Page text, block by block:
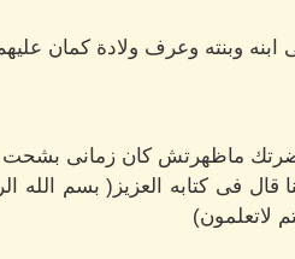
وبنته وعرف ولادة كمان
ماظهرتش كان زمانى بشحت
فى كتابه العزيز( بسم الله
لاتعلمون)